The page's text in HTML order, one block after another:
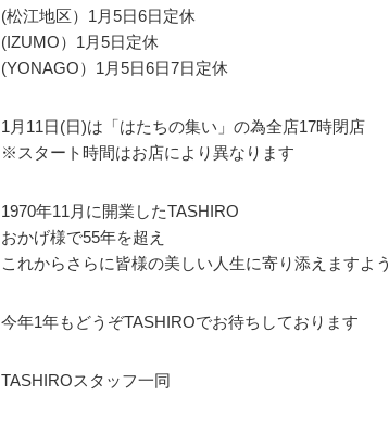
(松江地区）1月5日6日定休
(IZUMO）1月5日定休
(YONAGO）1月5日6日7日定休
1月11日(日)は「はたちの集い」の為全店17時閉店
※スタート時間はお店により異なります
1970年11月に開業したTASHIRO
おかげ様で55年を超え
これからさらに皆様の美しい人生に寄り添えますよう
今年1年もどうぞTASHIROでお待ちしております
TASHIROスタッフ一同